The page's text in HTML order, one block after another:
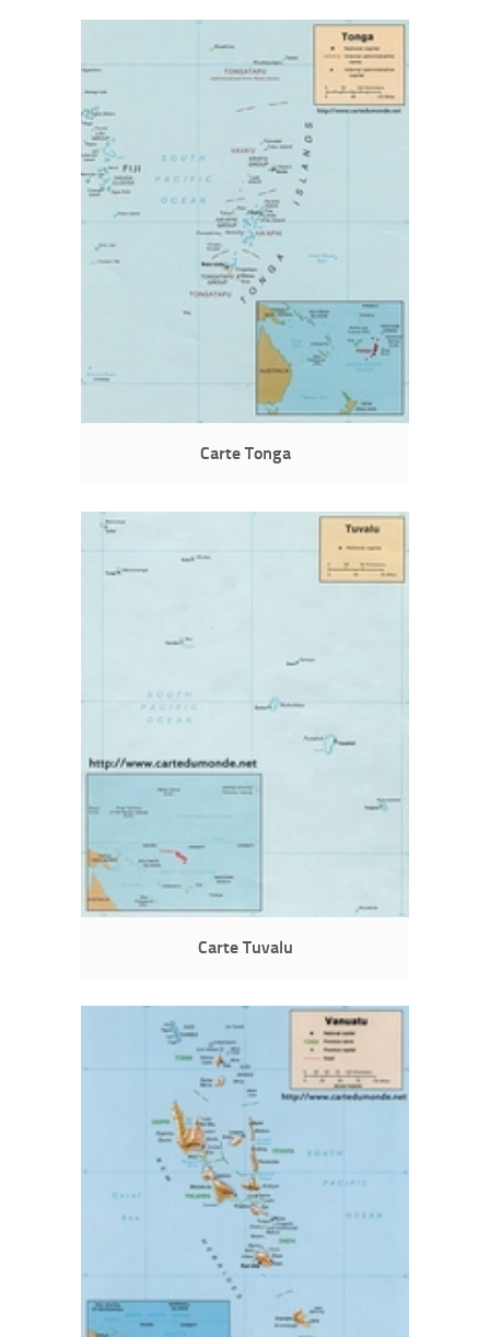
Carte Tonga
Carte Tuvalu